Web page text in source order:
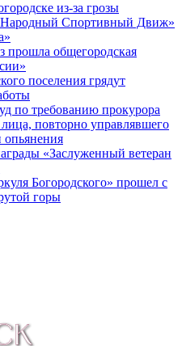
из-за грозы
Спортивный Движ»
прошла общегородская
поселения грядут
по требованию прокурора
повторно управлявшего
опьянения
«Заслуженный ветеран
Богородского» прошел с
горы